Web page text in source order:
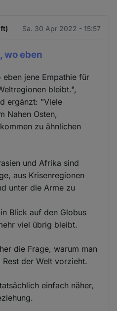
Sa. 30 Apr 2022 - 15:57
wo eben
jene Empathie für
bleibt.",
ergänzt: "Viele
Nahen Osten,
zu ähnlichen
und Afrika sind
aus Krisenregionen
unter die Arme zu
Blick auf den Globus
viel übrig bleibt.
die Frage, warum man
der Welt vorzieht.
einfach näher,